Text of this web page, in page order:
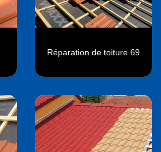
Réparation de toiture 69